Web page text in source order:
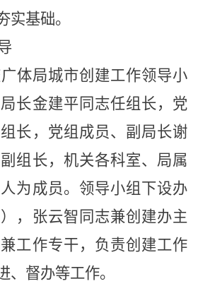
实基础。
体局城市创建工作领导小
长金建平 同志任组长，党
长，党组成员、副局长谢
组长，机关各科室、局属
为成员。领导小组下设办
，张云智同志兼创建办主
兼工作专干， 负责创建工作
、督办等工作。